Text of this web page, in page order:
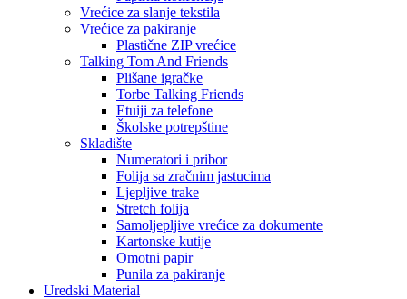
Vrećice za slanje tekstila
Vrećice za pakiranje
Plastične ZIP vrećice
Talking Tom And Friends
Plišane igračke
Torbe Talking Friends
Etuiji za telefone
Školske potrepštine
Skladište
Numeratori i pribor
Folija sa zračnim jastucima
Ljepljive trake
Stretch folija
Samoljepljive vrećice za dokumente
Kartonske kutije
Omotni papir
Punila za pakiranje
Uredski Material